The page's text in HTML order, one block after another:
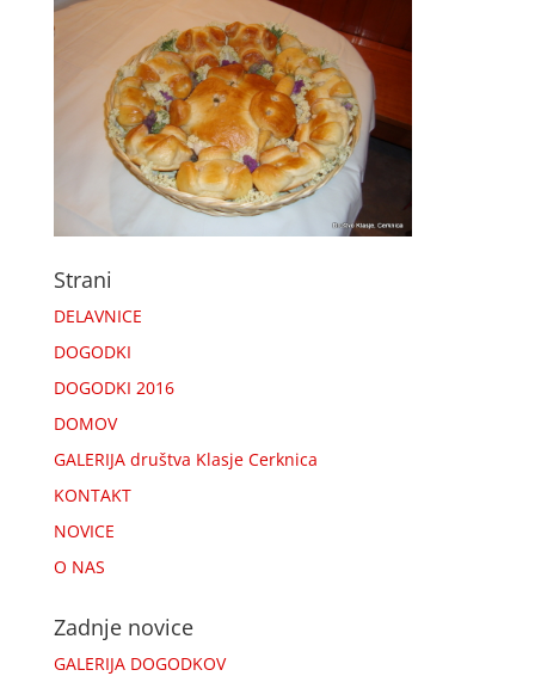
Strani
DELAVNICE
DOGODKI
DOGODKI 2016
DOMOV
GALERIJA društva Klasje Cerknica
KONTAKT
NOVICE
O NAS
Zadnje novice
GALERIJA DOGODKOV